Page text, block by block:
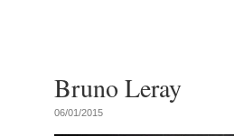
Bruno Leray
06/01/2015